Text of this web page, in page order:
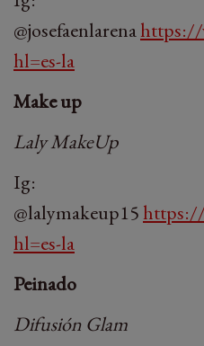
@josefaenlarenahttps://
hl=es-la
Make up
Laly MakeUp
Ig:
@lalymakeup15
hl=es-la
Peinado
Difusión Glam